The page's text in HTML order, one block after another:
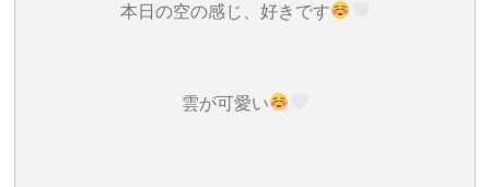
本日の空の感じ、好きです
雲が可愛い